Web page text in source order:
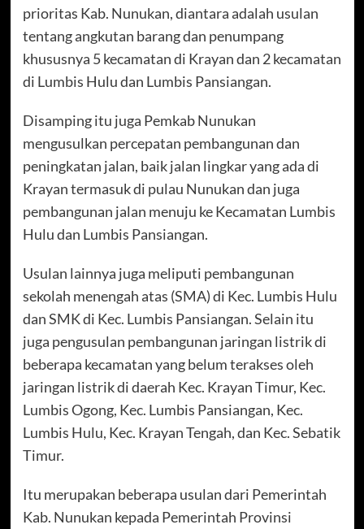
prioritas Kab. Nunukan, diantara adalah usulan
tentang angkutan barang dan penumpang
khususnya 5 kecamatan di Krayan dan 2 kecamatan
di Lumbis Hulu dan Lumbis Pansiangan.
Disamping itu juga Pemkab Nunukan
mengusulkan percepatan pembangunan dan
peningkatan jalan, baik jalan lingkar yang ada di
Krayan termasuk di pulau Nunukan dan juga
pembangunan jalan menuju ke Kecamatan Lumbis
Hulu dan Lumbis Pansiangan.
Usulan lainnya juga meliputi pembangunan
sekolah menengah atas (SMA) di Kec. Lumbis Hulu
dan SMK di Kec. Lumbis Pansiangan. Selain itu
juga pengusulan pembangunan jaringan listrik di
beberapa kecamatan yang belum terakses oleh
jaringan listrik di daerah Kec. Krayan Timur, Kec.
Lumbis Ogong, Kec. Lumbis Pansiangan, Kec.
Lumbis Hulu, Kec. Krayan Tengah, dan Kec. Sebatik
Timur.
Itu merupakan beberapa usulan dari Pemerintah
Kab. Nunukan kepada Pemerintah Provinsi